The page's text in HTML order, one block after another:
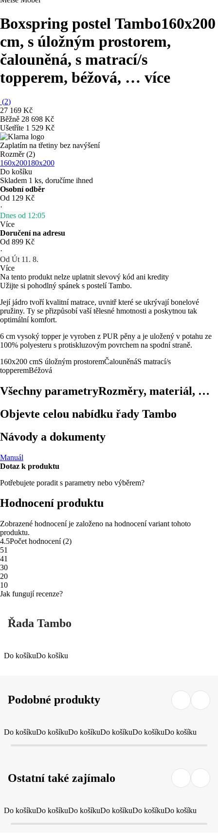
Boxspring postel Tambo160x200
cm, s úložným prostorem,
čalouněná, s matrací/s
topperem, béžová, … více
(2)
27 169 Kč
Běžně 28 698 Kč
Ušetříte 1 529 Kč
Zaplatím na třetiny bez navýšení
Rozměr (2)
160x200180x200
Do košíku
Skladem 1 ks, doručíme ihned
Osobní odběr
Od 129 Kč
·
Dnes od 12:05
Více
Doručení na adresu
Od 899 Kč
·
Od Út 11. 8.
Více
Na tento produkt nelze uplatnit slevový kód ani kredity
Užijte si pohodlný spánek s postelí Tambo.
Její jádro tvoří kvalitní matrace, uvnitř které se ukrývají bonelové
pružiny. Ty se přizpůsobí vaší tělesné hmotnosti a poskytnou tak
optimální komfort.
6 cm vysoký topper je vyroben z PUR pěny a je uložený v potahu ze
100% polyesteru s protiskluzovým povrchem na spodní straně.
160x200 cmS úložným prostoremČalouněnáS matrací/s
topperemBéžová
Všechny parametryRozměry, materiál, …
Objevte celou nabídku řady Tambo
Návody a dokumenty
Manuál
Dotaz k produktu
Potřebujete poradit s parametry nebo výběrem?
Hodnocení produktu
Zobrazené hodnocení je založeno na hodnocení variant tohoto
produktu.
4.5Počet hodnocení(2)
51
41
30
20
10
Jak fungují recenze?
Řada Tambo
Do košíkuDo košíku
Podobné produkty
Do košíkuDo košíkuDo košíkuDo košíkuDo košíkuDo košíku
Ostatní také zajímalo
Do košíkuDo košíkuDo košíkuDo košíkuDo košíkuDo košíku